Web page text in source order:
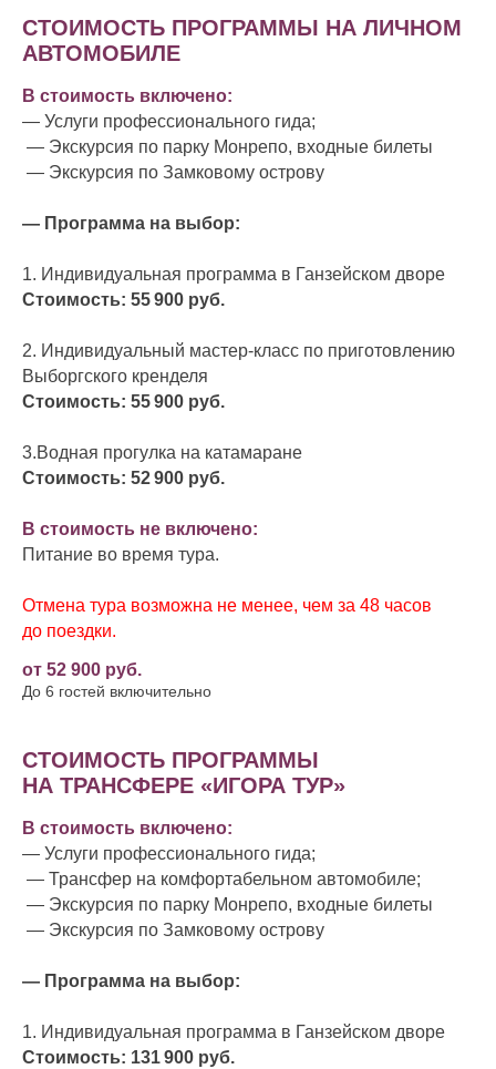
СТОИМОСТЬ ПРОГРАММЫ НА ЛИЧНОМ
АВТОМОБИЛЕ
В стоимость включено:
— Услуги профессионального гида;
— Экскурсия по парку Монрепо, входные билеты
— Экскурсия по Замковому острову
— Программа на выбор:
1. Индивидуальная программа в Ганзейском дворе
Стоимость: 55 900 руб.
2. Индивидуальный мастер-класс по приготовлению
Выборгского кренделя
Стоимость: 55 900 руб.
3.Водная прогулка на катамаране
Стоимость: 52 900 руб.
В стоимость не включено:
Питание во время тура.
Отмена тура возможна не менее, чем за 48 часов
до поездки.
от 52 900 руб.
До 6 гостей включительно
СТОИМОСТЬ ПРОГРАММЫ
НА ТРАНСФЕРЕ «ИГОРА ТУР»
В стоимость включено:
— Услуги профессионального гида;
— Трансфер на комфортабельном автомобиле;
— Экскурсия по парку Монрепо, входные билеты
— Экскурсия по Замковому острову
— Программа на выбор:
1. Индивидуальная программа в Ганзейском дворе
Стоимость: 131 900 руб.